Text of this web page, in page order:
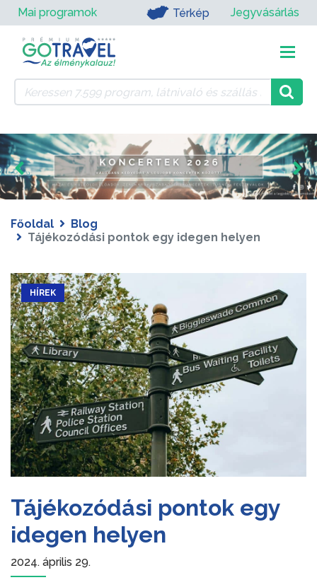
Mai programok Térkép Jegyvásárlás
Főoldal
Blog
Tájékozódási pontok egy idegen helyen
HÍREK
Tájékozódási pontok egy
idegen helyen
2024. április 29.